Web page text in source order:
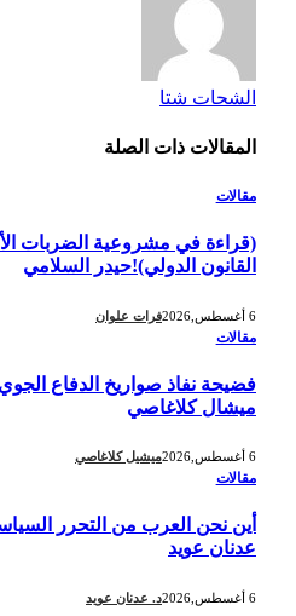
الشحات شتا
المقالاتذات الصلة
مقالات
(قراءة في مشروعية الضربات
القانون الدولي)!حيدر السلامي
فرات علوان
مقالات
فضيحة نفاذ صواريخ الدفاع الجوي
ميشال كلاغاصي
ميشيل كلاغاصي
مقالات
أين نحن العرب من التحرر
عدنان عويد
د. عدنان عويد